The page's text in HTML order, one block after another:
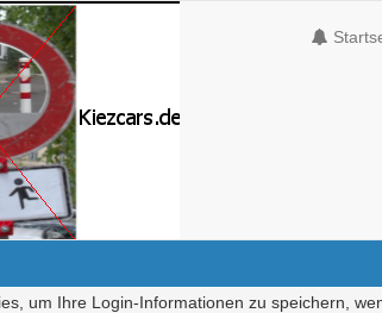
um Ihre Login-Informationen zu speichern,